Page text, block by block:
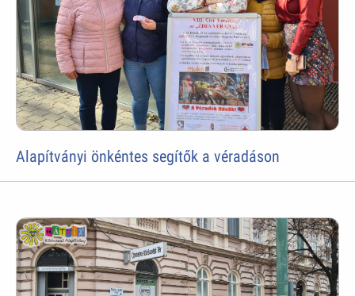
Alapítványi önkéntes segítők a véradáson